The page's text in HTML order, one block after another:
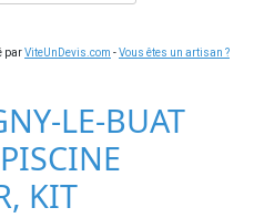
parViteUnDevis.com -Vous êtes un artisan ?
LE-BUAT
KIT